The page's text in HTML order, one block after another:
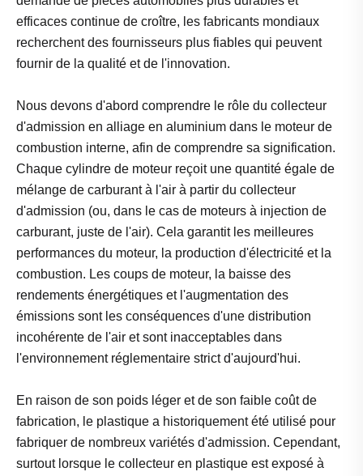
efficaces continue de croître, les fabricants mondiaux
recherchent des fournisseurs plus fiables qui peuvent
fournir de la qualité et de l'innovation.
Nous devons d'abord comprendre le rôle du collecteur
d'admission en alliage en aluminium dans le moteur de
combustion interne, afin de comprendre sa signification.
Chaque cylindre de moteur reçoit une quantité égale de
mélange de carburant à l'air à partir du collecteur
d'admission (ou, dans le cas de moteurs à injection de
carburant, juste de l'air). Cela garantit les meilleures
performances du moteur, la production d'électricité et la
combustion. Les coups de moteur, la baisse des
rendements énergétiques et l'augmentation des
émissions sont les conséquences d'une distribution
incohérente de l'air et sont inacceptables dans
l'environnement réglementaire strict d'aujourd'hui.
En raison de son poids léger et de son faible coût de
fabrication, le plastique a historiquement été utilisé pour
fabriquer de nombreux variétés d'admission. Cependant,
surtout lorsque le collecteur en plastique est exposé à